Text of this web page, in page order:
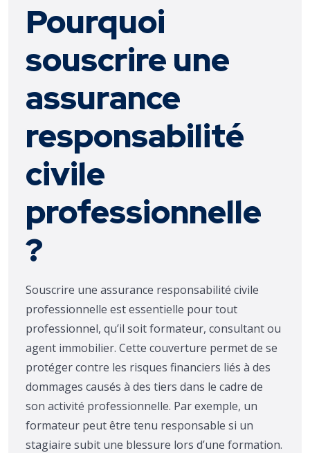
Pourquoi
souscrire une
assurance
responsabilité
civile
professionnelle
?
Souscrire une assurance responsabilité civile
professionnelle est essentielle pour tout
professionnel, qu’il soit formateur, consultant ou
agent immobilier. Cette couverture permet de se
protéger contre les risques financiers liés à des
dommages causés à des tiers dans le cadre de
son activité professionnelle. Par exemple, un
formateur peut être tenu responsable si un
stagiaire subit une blessure lors d’une formation.